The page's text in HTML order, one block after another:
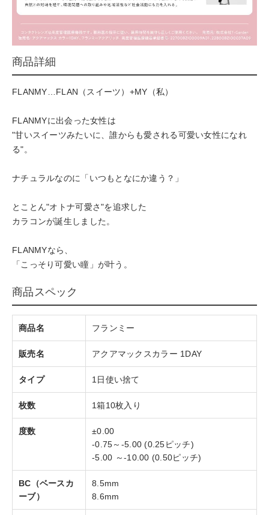
商品詳細
FLANMY…FLAN（スイーツ）+MY（私）
FLANMYに出会った女性は
"甘いスイーツみたいに、誰からも愛される可愛い女性になれ
る"。
ナチュラルなのに「いつもとなにか違う？」
とことん"オトナ可愛さ"を追求した
カラコンが誕生しました。
FLANMYなら、
「こっそり可愛い瞳」が叶う。
商品スペック
商品名 フランミー
販売名 アクアマックスカラー 1DAY
タイプ 1日使い捨て
枚数 1箱10枚入り
度数
±0.00
-0.75～-5.00 (0.25ピッチ)
-5.00 ～-10.00 (0.50ピッチ)
BC（ベースカ
ーブ）
8.5mm
8.6mm